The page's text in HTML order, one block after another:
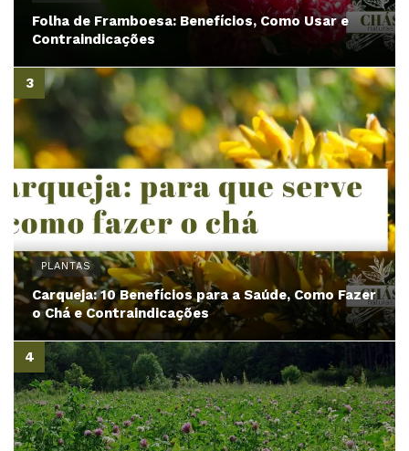
Folha de Framboesa: Benefícios, Como Usar e
Contraindicações
PLANTAS
Carqueja: 10 Benefícios para a Saúde, Como Fazer
o Chá e Contraindicações